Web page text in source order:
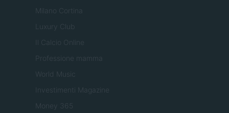
Milano Cortina
Luxury Club
Il Calcio Online
Professione mamma
World Music
Investimenti Magazine
Money 365